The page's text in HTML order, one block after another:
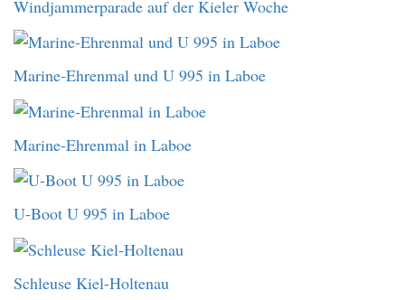
Windjammerparade auf der Kieler Woche
Marine-Ehrenmal und U 995 in Laboe
Marine-Ehrenmal in Laboe
U-Boot U 995 in Laboe
Schleuse Kiel-Holtenau